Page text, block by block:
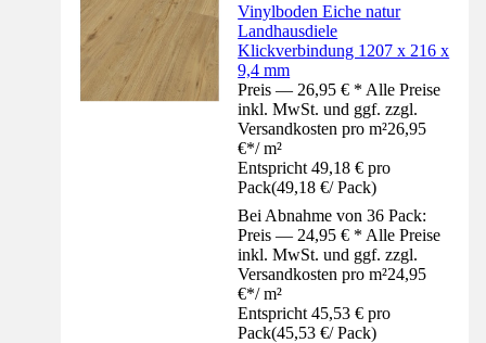
Vinylboden Eiche natur
Landhausdiele
Klickverbindung 1207 x 216 x
9,4 mm
Preis — 26,95 € * Alle Preise
inkl. MwSt. und ggf. zzgl.
Versandkosten pro m²26,95
€*/ m²
Entspricht 49,18 € pro
Pack(49,18 €/ Pack)
Bei Abnahme von 36 Pack:
Preis — 24,95 € * Alle Preise
inkl. MwSt. und ggf. zzgl.
Versandkosten pro m²24,95
€*/ m²
Entspricht 45,53 € pro
Pack(45,53 €/ Pack)